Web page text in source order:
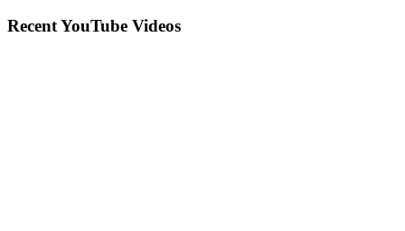
Recent YouTube Videos